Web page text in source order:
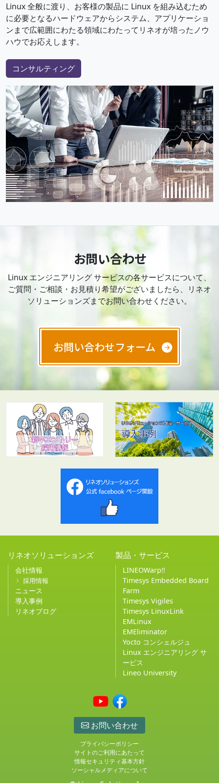
Linux 全般に渡り、お客様の製品に Linux を組み込むため
に必要となるハードウェアからシステム、アプリケーショ
ンまで広範囲にわたる領域にわたってリネオが培ったノウ
ハウでお応えします。
コンサルティング
お問い合わせ
Linux エンジニアリング サービスの各サービスについて、
ご質問・ご相談・お見積り希望がございましたら、リネオ
ソリューションズまでお問い合わせください。
お問い合わせフォーム
リネオソリューションズ
会社情報
採用情報
ニュース
導入事例
リネオブログ
製品・サービス
LINEOWarp!!
Timesys Embedded Board
Farm
Timesys Vigiles
Timesys LinuxLink
EMLinux
EMEliminator
Yocto コンシェルジュ
Linux エンジニアリング サ
ービス
Lineo University
お問い合わせ
プライバシーポリシー
サイトのご利用にあたって
情報セキュリティ基本方針
ソーシャルメディアについて